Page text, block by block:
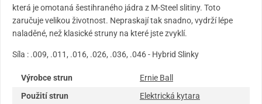
která je omotaná šestihraného jádra z M-Steel slitiny. Toto
zaručuje velikou životnost. Nepraskají tak snadno, vydrží lépe
naladěné, než klasické struny na které jste zvyklí.
Síla : .009, .011, .016, .026, .036, .046 - Hybrid Slinky
Výrobce strun
Ernie Ball
Použití strun
Elektrická kytara